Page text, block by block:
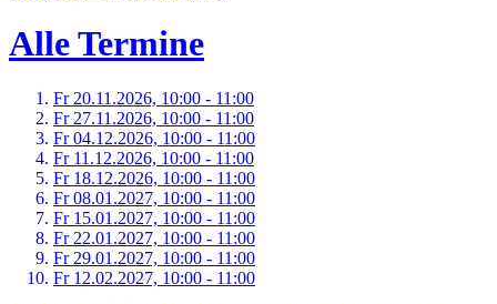
Alle Termine
Fr 20.11.2026, 10:00 - 11:00
Fr 27.11.2026, 10:00 - 11:00
Fr 04.12.2026, 10:00 - 11:00
Fr 11.12.2026, 10:00 - 11:00
Fr 18.12.2026, 10:00 - 11:00
Fr 08.01.2027, 10:00 - 11:00
Fr 15.01.2027, 10:00 - 11:00
Fr 22.01.2027, 10:00 - 11:00
Fr 29.01.2027, 10:00 - 11:00
Fr 12.02.2027, 10:00 - 11:00